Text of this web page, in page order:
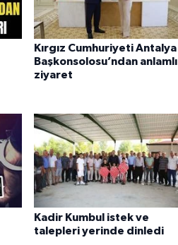
Kırgız Cumhuriyeti Antalya
Başkonsolosu’ndan anlamlı
ziyaret
Kadir Kumbul istek ve
talepleri yerinde dinledi